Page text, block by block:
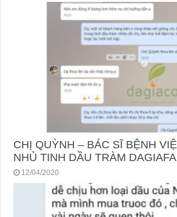
CHỊ QUỲNH – BÁC SĨ BỆNH
NHỦ TINH DẦU TRÀM
12/04/2020